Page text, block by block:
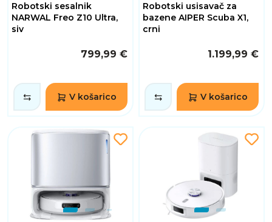
Robotski sesalnik
NARWAL Freo Z10 Ultra,
siv
799,99 €
V košarico
Robotski usisavač za
bazene AIPER Scuba X1,
crni
1.199,99 €
V košarico